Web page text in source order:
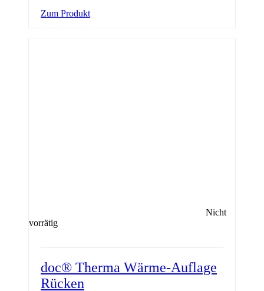
Zum Produkt
Nicht
vorrätig
doc® Therma Wärme-Auflage
Rücken